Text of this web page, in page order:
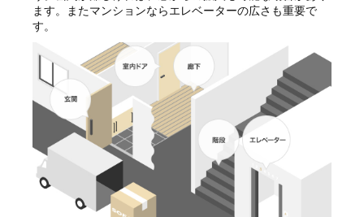
ます。またマンションならエレベーターの広さも重要で
す。